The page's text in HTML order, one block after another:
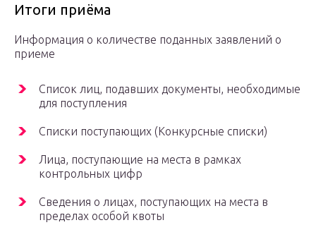
Итоги приёма
Информация о количестве поданных заявлений о
приеме
Список лиц, подавших документы, необходимые
для поступления
Списки поступающих (Конкурсные списки)
Лица, поступающие на места в рамках
контрольных цифр
Сведения о лицах, поступающих на места в
пределах особой квоты